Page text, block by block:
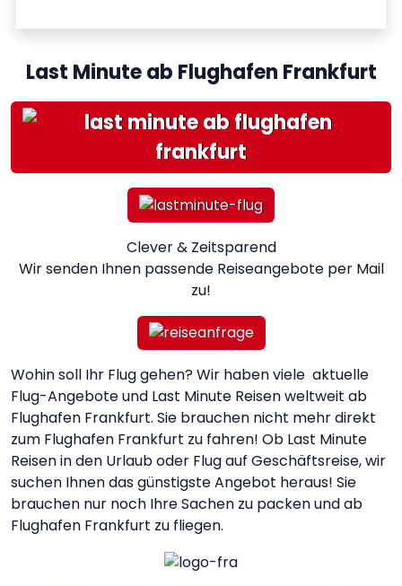
Last Minute ab Flughafen Frankfurt
Clever & Zeitsparend
Wir senden Ihnen passende Reiseangebote per Mail
zu!
Wohin soll Ihr Flug gehen? Wir haben viele aktuelle
Flug-Angebote und Last Minute Reisen weltweit ab
Flughafen Frankfurt. Sie brauchen nicht mehr direkt
zum Flughafen Frankfurt zu fahren! Ob Last Minute
Reisen in den Urlaub oder Flug auf Geschäftsreise, wir
suchen Ihnen das günstigste Angebot heraus! Sie
brauchen nur noch Ihre Sachen zu packen und ab
Flughafen Frankfurt zu fliegen.